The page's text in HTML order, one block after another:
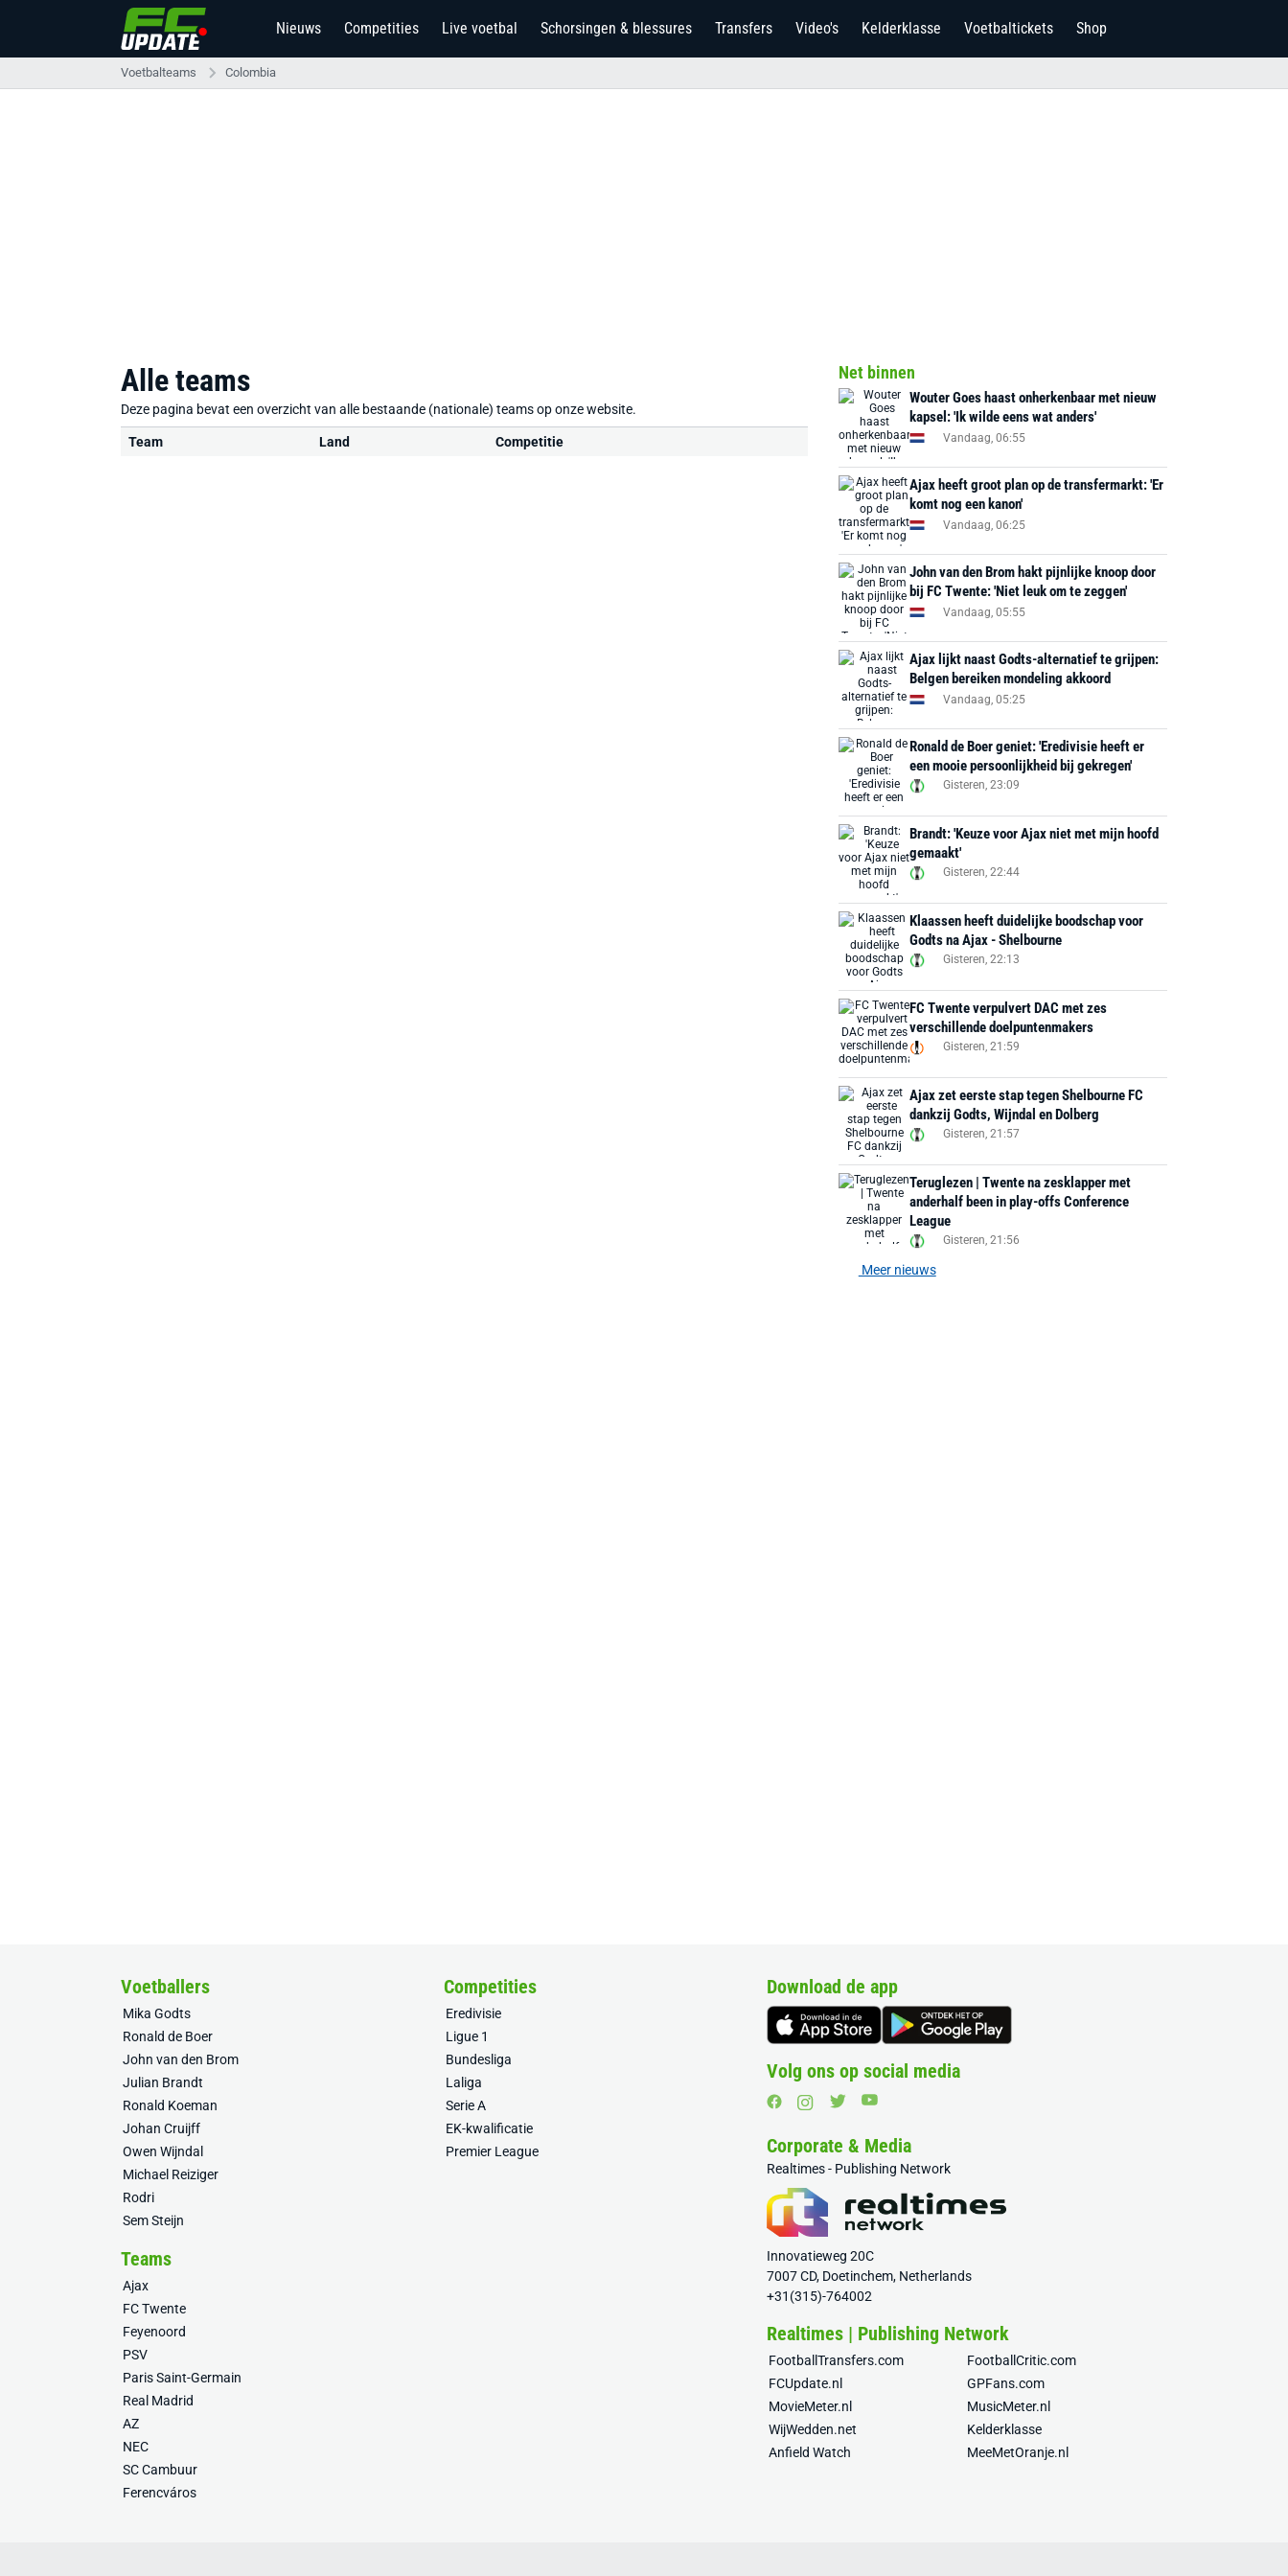
Nieuws Competities Live voetbal Schorsingen & blessures Transfers Video's Kelderklasse Voetbaltickets Shop
Voetbalteams Colombia
Alle teams
Deze pagina bevat een overzicht van alle bestaande (nationale) teams op onze website.
Team Land Competitie
Net binnen
Wouter Goes haast onherkenbaar met nieuw
kapsel: 'Ik wilde eens wat anders'
Vandaag, 06:55
Ajax heeft groot plan op de transfermarkt: 'Er
komt nog een kanon'
Vandaag, 06:25
John van den Brom hakt pijnlijke knoop door
bij FC Twente: 'Niet leuk om te zeggen'
Vandaag, 05:55
Ajax lijkt naast Godts-alternatief te grijpen:
Belgen bereiken mondeling akkoord
Vandaag, 05:25
Ronald de Boer geniet: 'Eredivisie heeft er
een mooie persoonlijkheid bij gekregen'
Gisteren, 23:09
Brandt: 'Keuze voor Ajax niet met mijn hoofd
gemaakt'
Gisteren, 22:44
Klaassen heeft duidelijke boodschap voor
Godts na Ajax - Shelbourne
Gisteren, 22:13
FC Twente verpulvert DAC met zes
verschillende doelpuntenmakers
Gisteren, 21:59
Ajax zet eerste stap tegen Shelbourne FC
dankzij Godts, Wijndal en Dolberg
Gisteren, 21:57
Teruglezen | Twente na zesklapper met
anderhalf been in play-offs Conference
League
Gisteren, 21:56
Meer nieuws
Voetballers
Mika Godts
Ronald de Boer
John van den Brom
Julian Brandt
Ronald Koeman
Johan Cruijff
Owen Wijndal
Michael Reiziger
Rodri
Sem Steijn
Competities
Eredivisie
Ligue 1
Bundesliga
Laliga
Serie A
EK-kwalificatie
Premier League
Teams
Ajax
FC Twente
Feyenoord
PSV
Paris Saint-Germain
Real Madrid
AZ
NEC
SC Cambuur
Ferencváros
Download de app
Volg ons op social media
Corporate & Media
Realtimes - Publishing Network
Innovatieweg 20C
7007 CD, Doetinchem, Netherlands
+31(315)-764002
Realtimes | Publishing Network
FootballTransfers.com
FootballCritic.com
FCUpdate.nl
GPFans.com
MovieMeter.nl
MusicMeter.nl
WijWedden.net
Kelderklasse
Anfield Watch
MeeMetOranje.nl